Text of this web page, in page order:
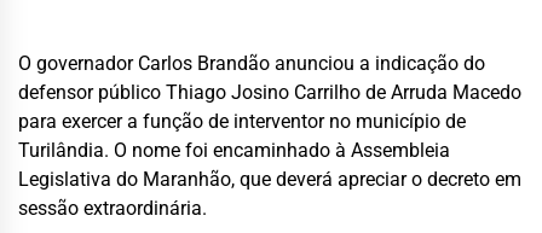
O governador Carlos Brandão anunciou a indicação do
defensor público Thiago Josino Carrilho de Arruda Macedo
para exercer a função de interventor no município de
Turilândia. O nome foi encaminhado à Assembleia
Legislativa do Maranhão, que deverá apreciar o decreto em
sessão extraordinária.